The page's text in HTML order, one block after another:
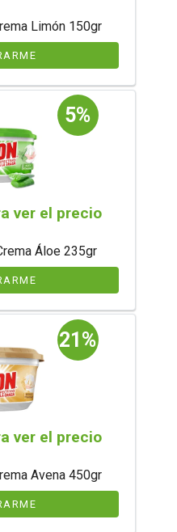
Limón 150gr
5%
ver el precio
Áloe 235gr
21%
ver el precio
Avena 450gr